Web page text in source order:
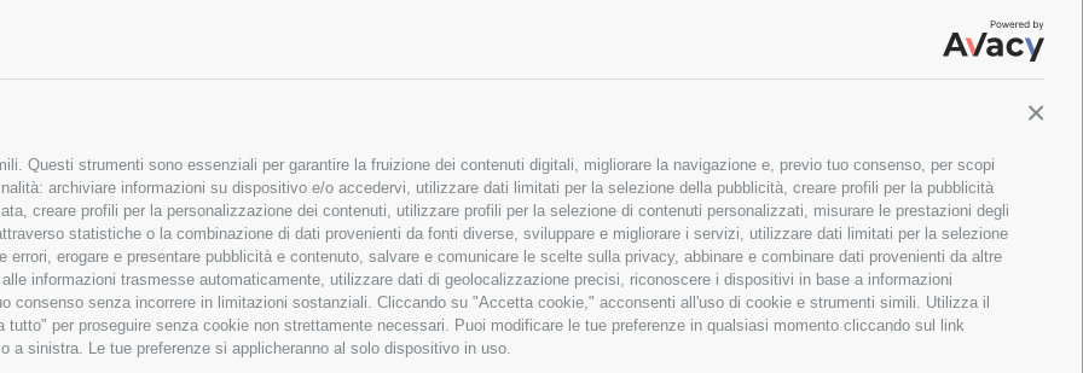
Questi strumenti sono essenziali per garantire la fruizione dei contenuti digitali, migliorare la navigazione e, previo tuo consenso, per scopi
archiviare informazioni su dispositivo e/o accedervi, utilizzare dati limitati per la selezione della pubblicità, creare profili per la pubblicità
creare profili per la personalizzazione dei contenuti, utilizzare profili per la selezione di contenuti personalizzati, misurare le prestazioni degli
statistiche o la combinazione di dati provenienti da fonti diverse, sviluppare e migliorare i servizi, utilizzare dati limitati per la selezione
erogare e presentare pubblicità e contenuto, salvare e comunicare le scelte sulla privacy, abbinare e combinare dati provenienti da altre
informazioni trasmesse automaticamente, utilizzare dati di geolocalizzazione precisi, riconoscere i dispositivi in base a informazioni
consenso senza incorrere in limitazioni sostanziali. Cliccando su "Accetta cookie," acconsenti all'uso di cookie e strumenti simili. Utilizza il
per proseguire senza cookie non strettamente necessari. Puoi modificare le tue preferenze in qualsiasi momento cliccando sul link
a sinistra. Le tue preferenze si applicheranno al solo dispositivo in uso.
CHI SIAMO
Bonifico
Bancario